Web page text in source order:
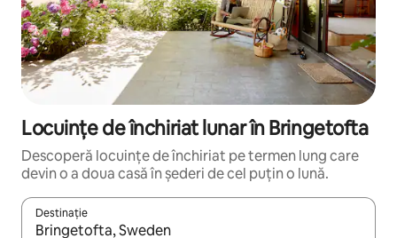
Locuințe de închiriat lunar în Bringetofta
Descoperă locuințe de închiriat pe termen lung care
devin o a doua casă în șederi de cel puțin o lună.
Destinație
Când se încarcă rezultatele, navighează folosind tastele